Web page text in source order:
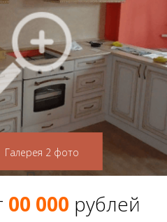
00 000 рублей
Галерея 2 фото